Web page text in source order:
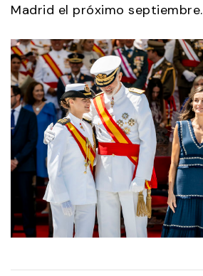
Madrid el próximo septiembre.